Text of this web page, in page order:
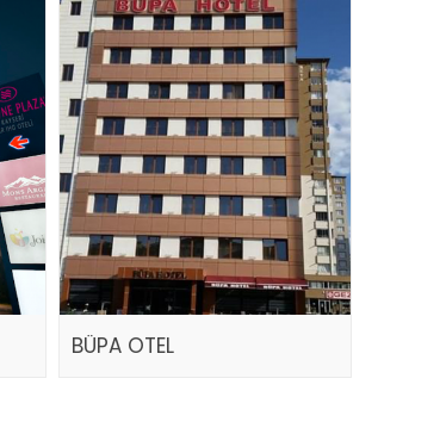
BÜPA OTEL